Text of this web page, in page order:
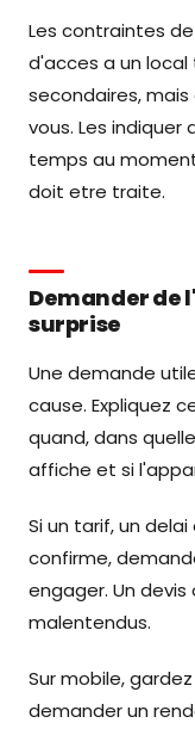
Les contraintes
d'acces a un
secondaires,
vous. Les
temps au
doit etre traite.
Demander de
surprise
Une demande
cause. Expliquez
quand, dans
affiche et si
Si un tarif, un
confirme,
engager. Un
malentendus.
Sur mobile,
demander un